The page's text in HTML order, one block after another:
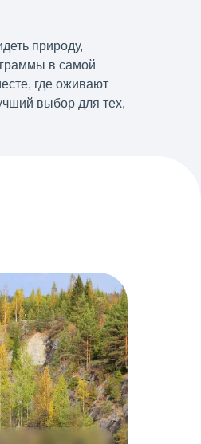
природу,
в самой
где оживают
выбор для тех,